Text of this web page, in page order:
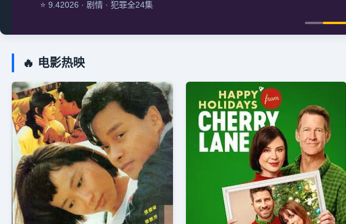
⭐ 9.42026 · 剧情 · 犯罪全24集
🔥 电影热映